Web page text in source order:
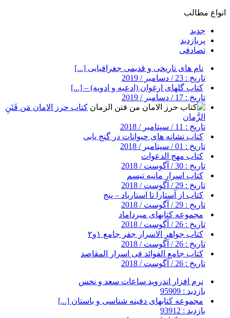
انواع مطالب
جدید
پربازدید
تصادفی
نام های تاریخی و قدیمی جغرافیایی [...]
تاریخ : 23 / دسامبر / 2019
کتاب گلهای ارغوان (ادعیه و ادویه) – [...]
تاریخ : 17 / دسامبر / 2019
کتاب حرز الامان مَن فَتَنِ
الزَّمان
تاریخ : 11 / سپتامبر / 2018
کتاب نشانه های حیوانات در گنج یابی
تاریخ : 01 / سپتامبر / 2018
کتاب مهج الدعوات
تاریخ : 30 / آگوست / 2018
کتاب اسرار مانیه تیسم
تاریخ : 29 / آگوست / 2018
کتاب از آستارا تا استارباد – پنج
تاریخ : 29 / آگوست / 2018
مجموعه کتابهای میرداماد
تاریخ : 26 / آگوست / 2018
کتاب جواهر الاسرار جفر جامع ۱و۲
تاریخ : 26 / آگوست / 2018
کتاب جامع الفوائد فی اسرار المقاصد
تاریخ : 26 / آگوست / 2018
نرم افزار اندروید ساعات سعد و نحس
بازدید : 95909
مجموعه کتابهای دفینه شناسی و باستان [...]
بازدید : 93912